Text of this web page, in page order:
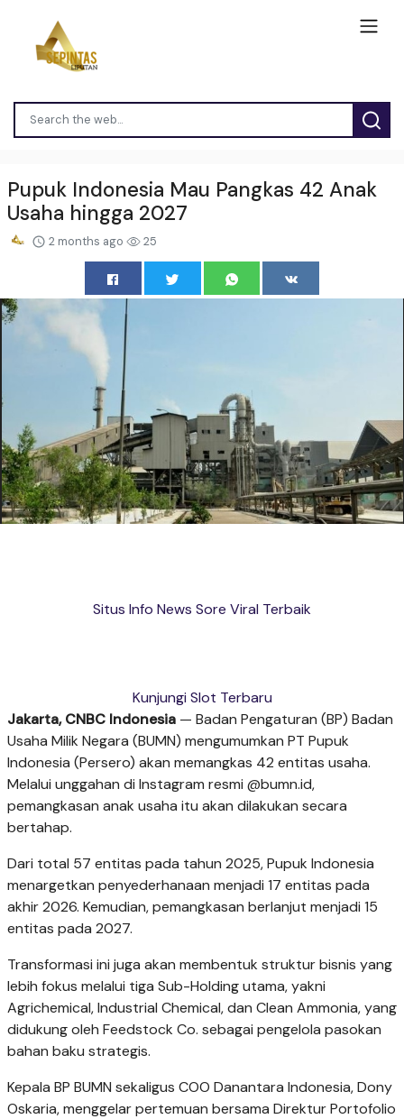
Pupuk Indonesia Mau Pangkas 42 Anak
Usaha hingga 2027
2 months ago 25
Situs Info News Sore Viral Terbaik
Kunjungi Slot Terbaru
Jakarta, CNBC Indonesia — Badan Pengaturan (BP) Badan
Usaha Milik Negara (BUMN) mengumumkan PT Pupuk
Indonesia (Persero) akan memangkas 42 entitas usaha.
Melalui unggahan di Instagram resmi @bumn.id,
pemangkasan anak usaha itu akan dilakukan secara
bertahap.
Dari total 57 entitas pada tahun 2025, Pupuk Indonesia
menargetkan penyederhanaan menjadi 17 entitas pada
akhir 2026. Kemudian, pemangkasan berlanjut menjadi 15
entitas pada 2027.
Transformasi ini juga akan membentuk struktur bisnis yang
lebih fokus melalui tiga Sub-Holding utama, yakni
Agrichemical, Industrial Chemical, dan Clean Ammonia, yang
didukung oleh Feedstock Co. sebagai pengelola pasokan
bahan baku strategis.
Kepala BP BUMN sekaligus COO Danantara Indonesia, Dony
Oskaria, menggelar pertemuan bersama Direktur Portofolio